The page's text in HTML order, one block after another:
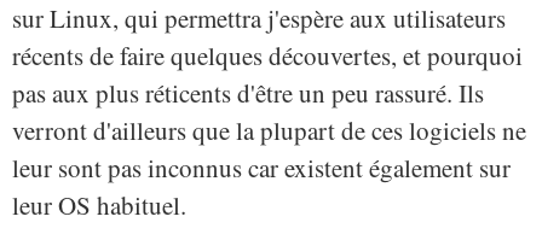
sur Linux, qui permettra j'espère aux utilisateurs
récents de faire quelques découvertes, et pourquoi
pas aux plus réticents d'être un peu rassuré. Ils
verront d'ailleurs que la plupart de ces logiciels ne
leur sont pas inconnus car existent également sur
leur OS habituel.